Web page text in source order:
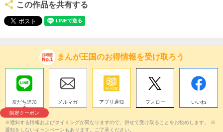
この作品を共有する
まんが王国のお得情報を受け取ろう
友だち追加
限定クーポン
メルマガ アプリ通知 フォロー いいね
※通知する情報およびタイミングが異なりますので、併せて受け取ることをお勧めします。 ※
通知をしないキャンペーンもあります。ご了承ください。